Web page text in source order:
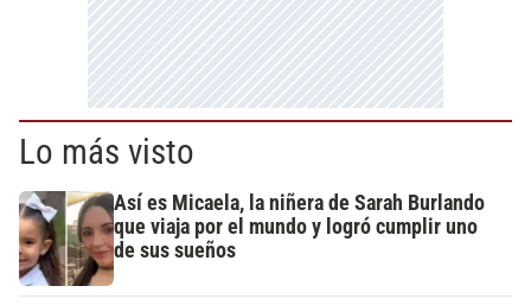
Lo más visto
Así es Micaela, la niñera de Sarah Burlando
que viaja por el mundo y logró cumplir uno
de sus sueños